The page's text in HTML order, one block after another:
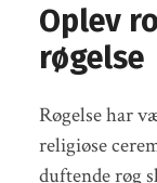
Oplev
røgelse
Røgelse har
religiøse
duftende røg